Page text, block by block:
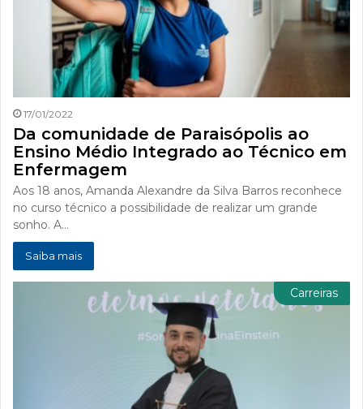
17/01/2022
Da comunidade de Paraisópolis ao
Ensino Médio Integrado ao Técnico em
Enfermagem
Aos 18 anos, Amanda Alexandre da Silva Barros reconhece
no curso técnico a possibilidade de realizar um grande
sonho. A…
Saiba mais
Carreiras